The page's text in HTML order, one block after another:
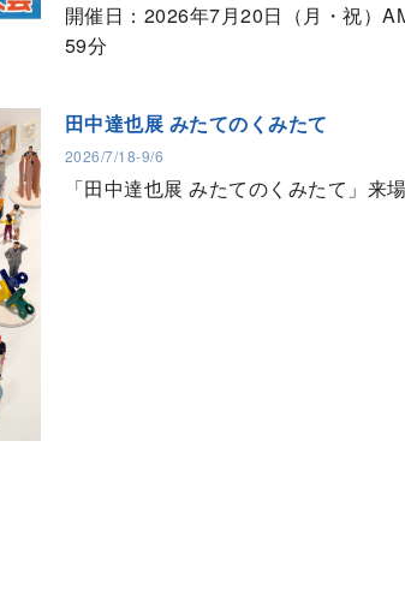
開催日：2026年7月20日（月・祝）
59分
田中達也展 みたてのくみたて
2026/7/18-9/6
「田中達也展 みたてのくみたて」来